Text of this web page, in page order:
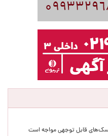
قابل توجهی مواجه است